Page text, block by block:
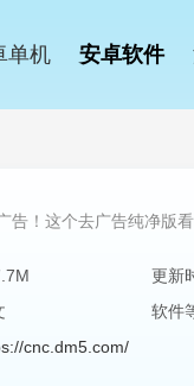
单机 安卓软件
告！这个去广告纯净版
更新
软件
cnc.dm5.com/